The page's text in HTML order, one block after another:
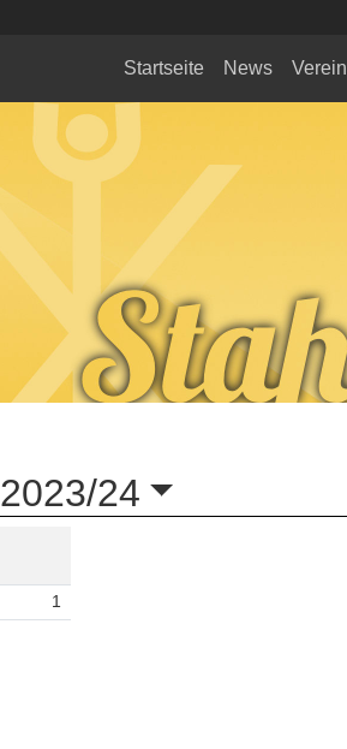
Startseite News Verein
2023/24
1